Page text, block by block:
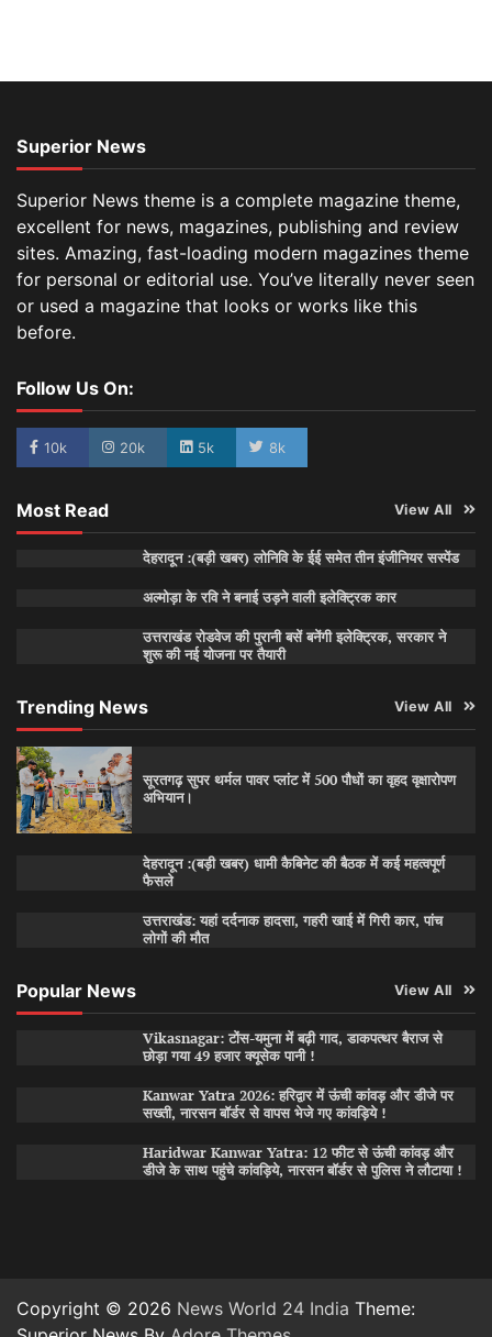
Superior News
Superior News theme is a complete magazine theme,
excellent for news, magazines, publishing and review
sites. Amazing, fast-loading modern magazines theme
for personal or editorial use. You’ve literally never seen
or used a magazine that looks or works like this
before.
Follow Us On:
10k 20k 5k 8k
Most Read View All
देहरादून :(बड़ी खबर) लोनिवि के ईई समेत तीन इंजीनियर सस्पेंड
अल्मोड़ा के रवि ने बनाई उड़ने वाली इलेक्ट्रिक कार
उत्तराखंड रोडवेज की पुरानी बसें बनेंगी इलेक्ट्रिक, सरकार ने
शुरू की नई योजना पर तैयारी
Trending News View All
सूरतगढ़ सुपर थर्मल पावर प्लांट में 500 पौधों का वृहद वृक्षारोपण
अभियान।
देहरादून :(बड़ी खबर) धामी कैबिनेट की बैठक में कई महत्वपूर्ण
फैसले
उत्तराखंड: यहां दर्दनाक हादसा, गहरी खाई में गिरी कार, पांच
लोगों की मौत
Popular News View All
Vikasnagar: टोंस-यमुना में बढ़ी गाद, डाकपत्थर बैराज से
छोड़ा गया 49 हजार क्यूसेक पानी !
Kanwar Yatra 2026: हरिद्वार में ऊंची कांवड़ और डीजे पर
सख्ती, नारसन बॉर्डर से वापस भेजे गए कांवड़िये !
Haridwar Kanwar Yatra: 12 फीट से ऊंची कांवड़ और
डीजे के साथ पहुंचे कांवड़िये, नारसन बॉर्डर से पुलिस ने लौटाया !
Copyright © 2026 News World 24 India Theme: